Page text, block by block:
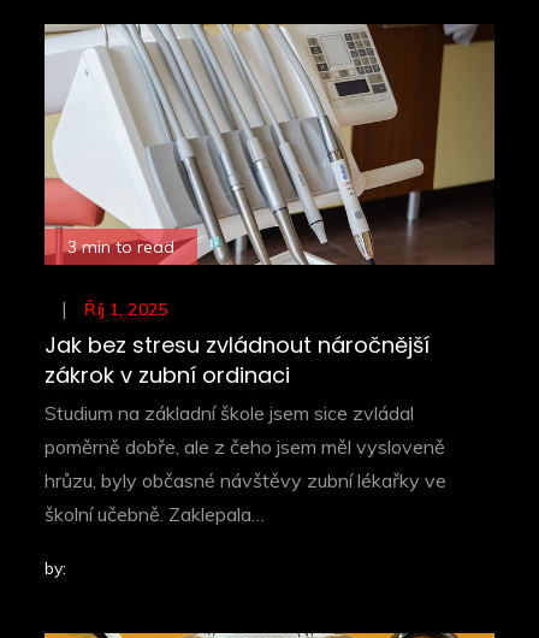
3 min to read
Posted
on
Říj 1, 2025
Jak bez stresu zvládnout náročnější
zákrok v zubní ordinaci
Studium na základní škole jsem sice zvládal
poměrně dobře, ale z čeho jsem měl vysloveně
hrůzu, byly občasné návštěvy zubní lékařky ve
školní učebně. Zaklepala…
by: